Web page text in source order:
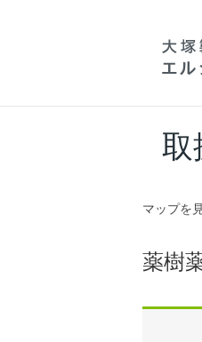
取
マップを
薬樹